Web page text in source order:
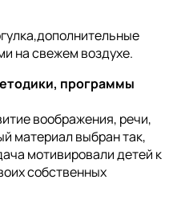
на свежем воздухе.
программы
воображения, речи,
материал выбран так,
мотивировали детей к
собственных